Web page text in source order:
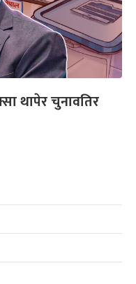
थापेर चुनावतिर